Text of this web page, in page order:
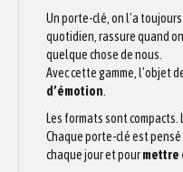
Un porte-clé, on l’a
quotidien, rassure quand
quelque chose de nous.
Avec cette gamme, l’objet
d’émotion.
Les formats sont compacts.
Chaque porte-clé est
chaque jour et pourmettre